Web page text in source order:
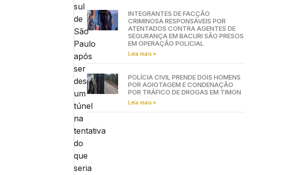
sul
de
São
Paulo
após
ser
descoberto
um
túnel
na
tentativa
do
que
seria
INTEGRANTES DE FACÇÃO
CRIMINOSA RESPONSÁVEIS POR
ATENTADOS CONTRA AGENTES DE
SEGURANÇA EM BACURI SÃO PRESOS
EM OPERAÇÃO POLICIAL
Leia mais »
POLÍCIA CIVIL PRENDE DOIS HOMENS
POR AGIOTAGEM E CONDENAÇÃO
POR TRÁFICO DE DROGAS EM TIMON
Leia mais »